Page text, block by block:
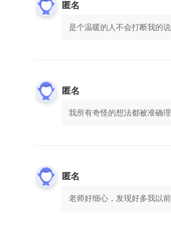
匿名
是个温暖的人不会打断我的
匿名
我所有奇怪的想法都被准确
匿名
老师好细心，发现好多我以